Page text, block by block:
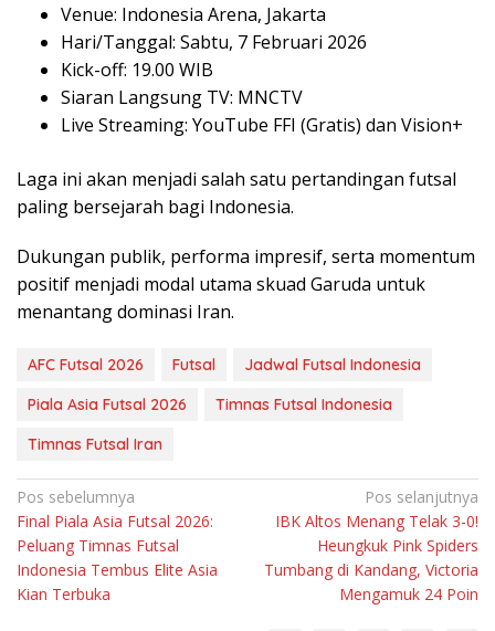
Venue: Indonesia Arena, Jakarta
Hari/Tanggal: Sabtu, 7 Februari 2026
Kick-off: 19.00 WIB
Siaran Langsung TV: MNCTV
Live Streaming: YouTube FFI (Gratis) dan Vision+
Laga ini akan menjadi salah satu pertandingan futsal
paling bersejarah bagi Indonesia.
Dukungan publik, performa impresif, serta momentum
positif menjadi modal utama skuad Garuda untuk
menantang dominasi Iran.
AFC Futsal 2026 Futsal
Jadwal Futsal Indonesia
Piala Asia Futsal 2026
Timnas Futsal Indonesia
Timnas Futsal Iran
Navigasi
pos
Pos sebelumnya
Final Piala Asia Futsal 2026:
Peluang Timnas Futsal
Indonesia Tembus Elite Asia
Kian Terbuka
Pos selanjutnya
IBK Altos Menang Telak 3-0!
Heungkuk Pink Spiders
Tumbang di Kandang, Victoria
Mengamuk 24 Poin